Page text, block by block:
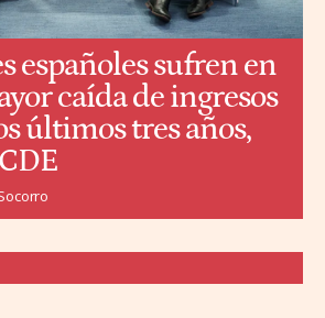
españoles sufren en
caída de ingresos
últimos tres años,